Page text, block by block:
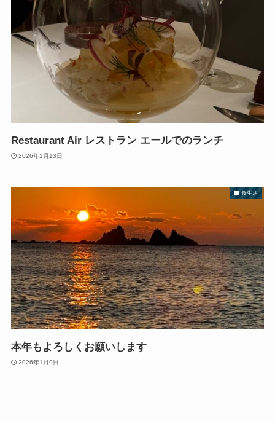
Restaurant Air レストラン エールでのランチ
2026年1月13日
食生活
本年もよろしくお願いします
2026年1月9日